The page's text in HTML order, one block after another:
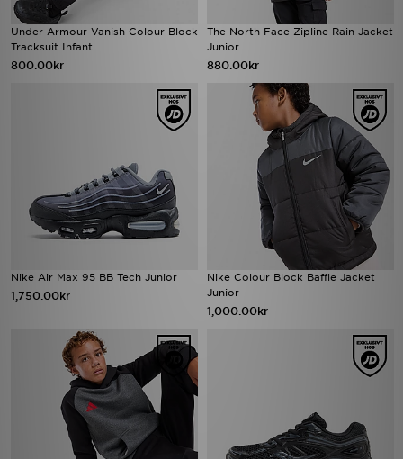
Under Armour Vanish Colour Block
Tracksuit Infant
800.00kr
The North Face Zipline Rain Jacket
Junior
880.00kr
Nike Air Max 95 BB Tech Junior
1,750.00kr
Nike Colour Block Baffle Jacket
Junior
1,000.00kr